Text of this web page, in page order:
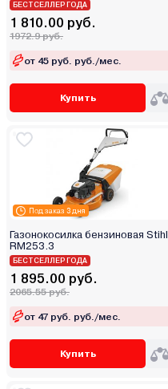
БЕСТСЕЛЛЕР ГОДА
1 810.00 руб.
1972.9 руб.
от 45 руб. руб./мес.
Купить
Под заказ 3 дня
Газонокосилка бензиновая Stihl
RM253.3
БЕСТСЕЛЛЕР ГОДА
1 895.00 руб.
2065.55 руб.
от 47 руб. руб./мес.
Купить